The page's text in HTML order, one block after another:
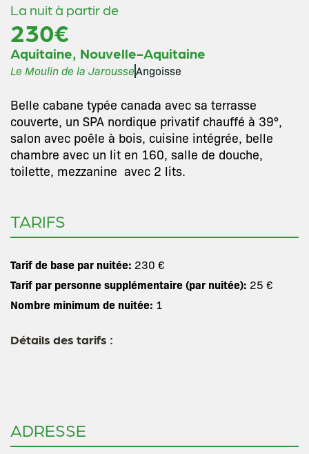
La nuit à partir de
230€
Aquitaine, Nouvelle-Aquitaine
Le Moulin de la JarousseAngoisse
Belle cabane typée canada avec sa terrasse
couverte, un SPA nordique privatif chauffé à 39°,
salon avec poêle à bois, cuisine intégrée, belle
chambre avec un lit en 160, salle de douche,
toilette, mezzanine avec 2 lits.
TARIFS
Tarif de base par nuitée: 230 €
Tarif par personne supplémentaire (par nuitée): 25 €
Nombre minimum de nuitée: 1
Détails des tarifs :
ADRESSE